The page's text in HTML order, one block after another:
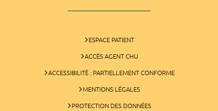
ESPACE PATIENT
ACCÈS AGENT CHU
ACCESSIBILITÉ : PARTIELLEMENT CONFORME
MENTIONS LÉGALES
PROTECTION DES DONNÉES